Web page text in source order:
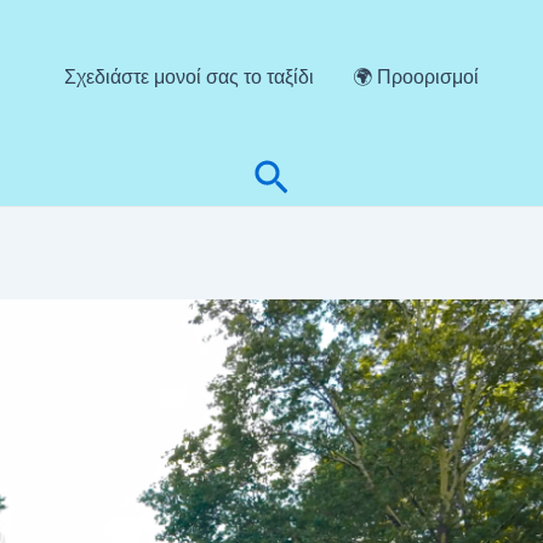
Σχεδιάστε μονοί σας το ταξίδι 🌍 Προορισμοί
Αναζήτηση